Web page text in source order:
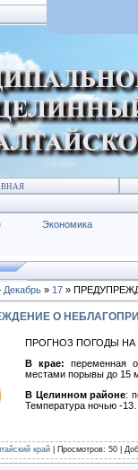
Экономика
Декабрь » 17 »
О
ПРОГНОЗ ПОГОДЫ НА
В крае: переменная
местами порывы до 15
В Целинном районе:
Температура ночью -
край Просмотров: 50 |